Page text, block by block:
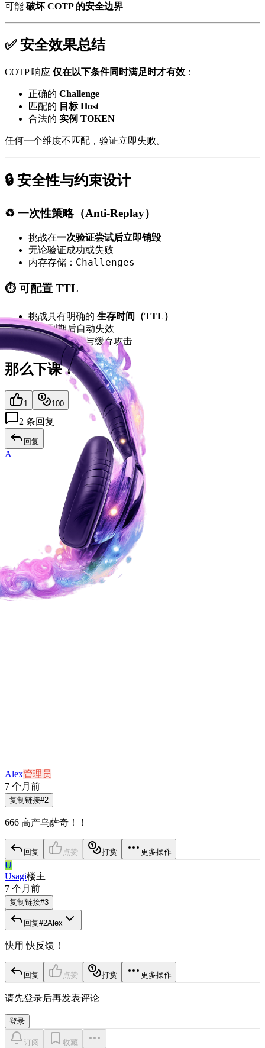
可能 破坏 COTP 的安全边界
✅ 安全效果总结
COTP 响应 仅在以下条件同时满足时才有效 ：
正确的 Challenge
匹配的 目标 Host
合法的 实例 TOKEN
任何一个维度不匹配，验证立即失败。
🔒 安全性与约束设计
♻️ 一次性策略（Anti-Replay）
挑战在一次验证尝试后立即销毁
无论验证成功或失败
内存存储： Challenges
⏱️ 可配置 TTL
挑战具有明确的 生存时间（TTL）
TTL 到期后自动失效
防止延迟重放与缓存攻击
那么下课！
1 100
2 条回复
回复
A
Alex管理员
7 个月前
复制链接#2
666 高产乌萨奇！！
回复 点赞 打赏 更多操作
U
Usagi楼主
7 个月前
复制链接#3
回复#2Alex
快用 快反馈！
回复 点赞 打赏 更多操作
请先登录后再发表评论
登录
订阅 收藏